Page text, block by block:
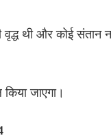
थी और कोई संतान
जाएगा।